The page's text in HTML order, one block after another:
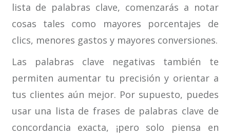
lista de palabras clave, comenzarás a notar
cosas tales como mayores porcentajes de
clics, menores gastos y mayores conversiones.
Las palabras clave negativas también te
permiten aumentar tu precisión y orientar a
tus clientes aún mejor. Por supuesto, puedes
usar una lista de frases de palabras clave de
concordancia exacta, ¡pero solo piensa en